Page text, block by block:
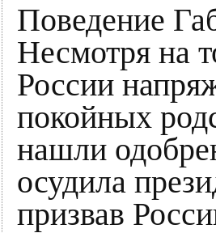
Поведение
Несмотря на
России
покойных
нашли
осудила
призвав